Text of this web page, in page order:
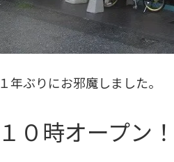
１年ぶりにお邪魔しました。
１０時オープン！